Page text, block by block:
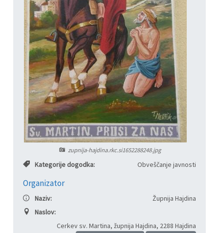
zupnija-hajdina.rkc.si1652288248.jpg
Kategorije dogodka: Obveščanje javnosti
Organizator
Naziv:
Župnija Hajdina
Naslov:
Cerkev sv. Martina, župnija Hajdina, 2288 Hajdina
Informacije javnega značaja
Vizitka občine
Javni razpisi, natečaji, namere...
Projekti in investicije
Občinski časopis Hajdinčan
Priznanja občine
Lokalne volitve
Napovedniki SIP TV